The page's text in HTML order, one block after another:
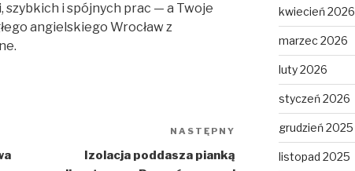
i spójnych prac — a Twoje
angielskiego Wrocław z
Następny
NASTĘPNY
Izolacja poddasza pianką
kwiecień 2026
marzec 2026
luty 2026
styczeń 2026
grudzień 2025
listopad 2025